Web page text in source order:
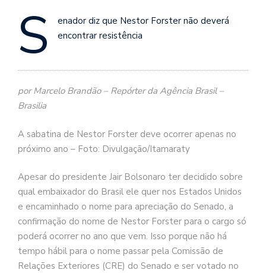
S
enador diz que Nestor Forster não deverá
encontrar resistência
por Marcelo Brandão – Repórter da Agência Brasil –
Brasilia
A sabatina de Nestor Forster deve ocorrer apenas no
próximo ano – Foto: Divulgação/Itamaraty
Apesar do presidente Jair Bolsonaro ter decidido sobre
qual embaixador do Brasil ele quer nos Estados Unidos
e encaminhado o nome para apreciação do Senado, a
confirmação do nome de Nestor Forster para o cargo só
poderá ocorrer no ano que vem. Isso porque não há
tempo hábil para o nome passar pela Comissão de
Relações Exteriores (CRE) do Senado e ser votado no